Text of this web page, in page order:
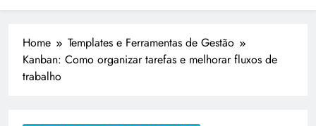
Home
Templates e Ferramentas de Gestão
Kanban: Como organizar tarefas e melhorar fluxos de
trabalho